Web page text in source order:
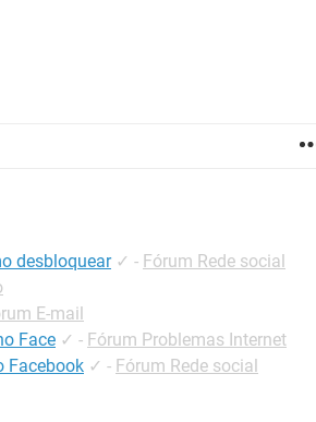
desbloquear ✓ - Fórum Rede social
E-mail
Face ✓ - Fórum Problemas Internet
Facebook ✓ - Fórum Rede social